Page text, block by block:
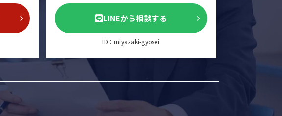
LINEから相談する
ID：miyazaki-gyosei